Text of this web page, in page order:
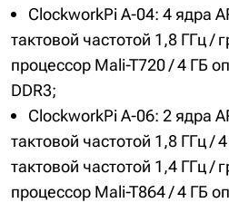
ClockworkPi A-04: 4 ядра
тактовой частотой 1,8 ГГц /
процессор Mali-T720 / 4 ГБ
DDR3;
ClockworkPi A-06: 2 ядра
тактовой частотой 1,8 ГГц /
тактовой частотой 1,4 ГГц /
процессор Mali-T864 / 4 ГБ